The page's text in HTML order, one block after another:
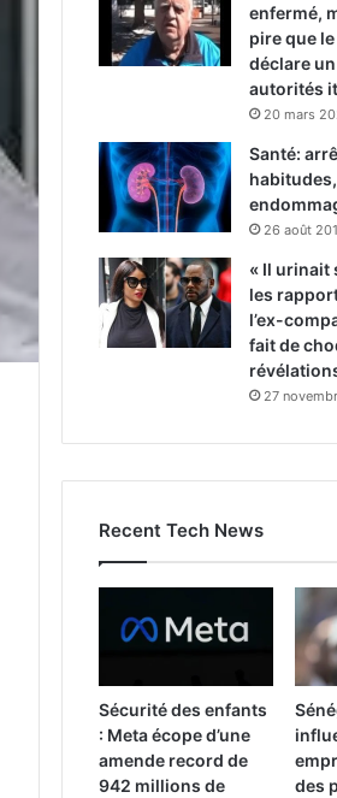
enfermé,
pire que
déclare
autorités
20 mars
Santé:
26 août
« Il urinait
les
l’ex-
fait de
27
Recent Tech News
Sécurité des enfants
: Meta écope d’une
amende record de
942 millions de
des